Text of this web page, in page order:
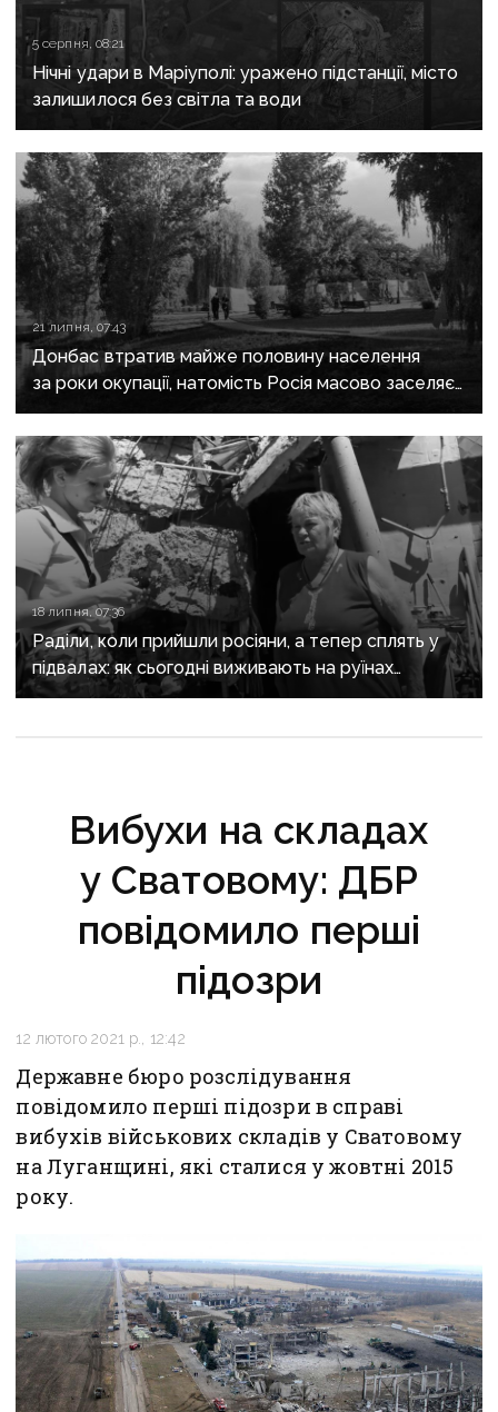
5 серпня, 08:21
Нічні удари в Маріуполі: уражено підстанції, місто
залишилося без світла та води
21 липня, 07:43
Донбас втратив майже половину населення
за роки окупації, натомість Росія масово заселяє
регіон своїми громадянами — ГУР
18 липня, 07:36
Раділи, коли прийшли росіяни, а тепер сплять у
підвалах: як сьогодні виживають на руїнах
окупованого Вугледара близько двох десятків
Вибухи на складах
у Сватовому: ДБР
повідомило перші
підозри
12 лютого 2021 р., 12:42
Державне бюро розслідування
повідомило перші підозри в справі
вибухів військових складів у Сватовому
на Луганщині, які сталися у жовтні 2015
року.